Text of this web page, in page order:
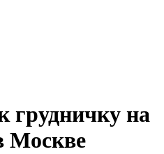
грудничку на
Москве